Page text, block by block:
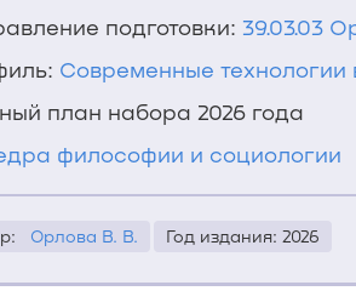
подготовки: 39.03.03
Современные
план набора 2026 года
философии и социологии
Орлова В. В. Год издания: 2026